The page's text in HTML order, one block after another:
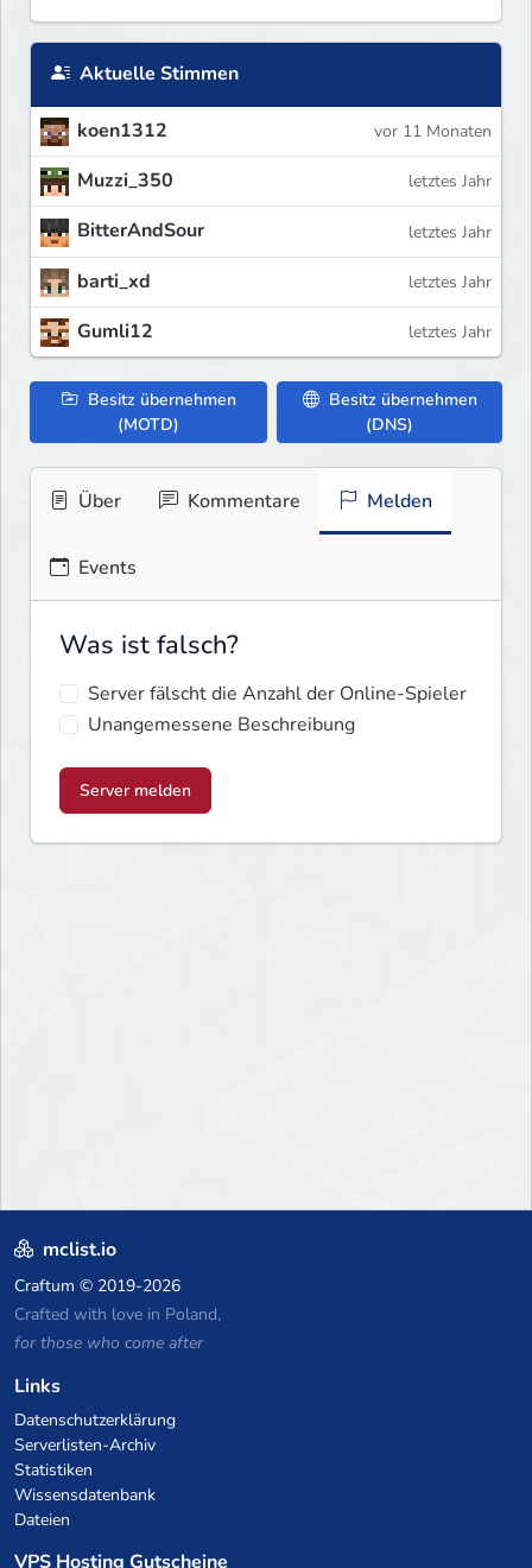
Aktuelle Stimmen
koen1312 vor 11 Monaten
Muzzi_350 letztes Jahr
BitterAndSour letztes Jahr
barti_xd letztes Jahr
Gumli12 letztes Jahr
Besitz übernehmen
(MOTD)
Besitz übernehmen
(DNS)
Über Kommentare Melden
Events
Was ist falsch?
Server fälscht die Anzahl der Online-Spieler
Unangemessene Beschreibung
Server melden
mclist.io
Craftum © 2019-2026
Crafted with love in Poland,
for those who come after
Links
Datenschutzerklärung
Serverlisten-Archiv
Statistiken
Wissensdatenbank
Dateien
VPS Hosting Gutscheine